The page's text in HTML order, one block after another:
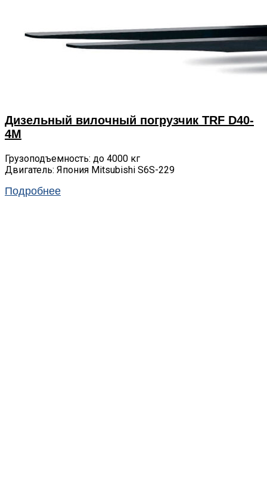
Дизельный вилочный погрузчик TRF D40-
4M
Грузоподъемность: до 4000 кг
Двигатель: Япония Mitsubishi S6S-229
Подробнее